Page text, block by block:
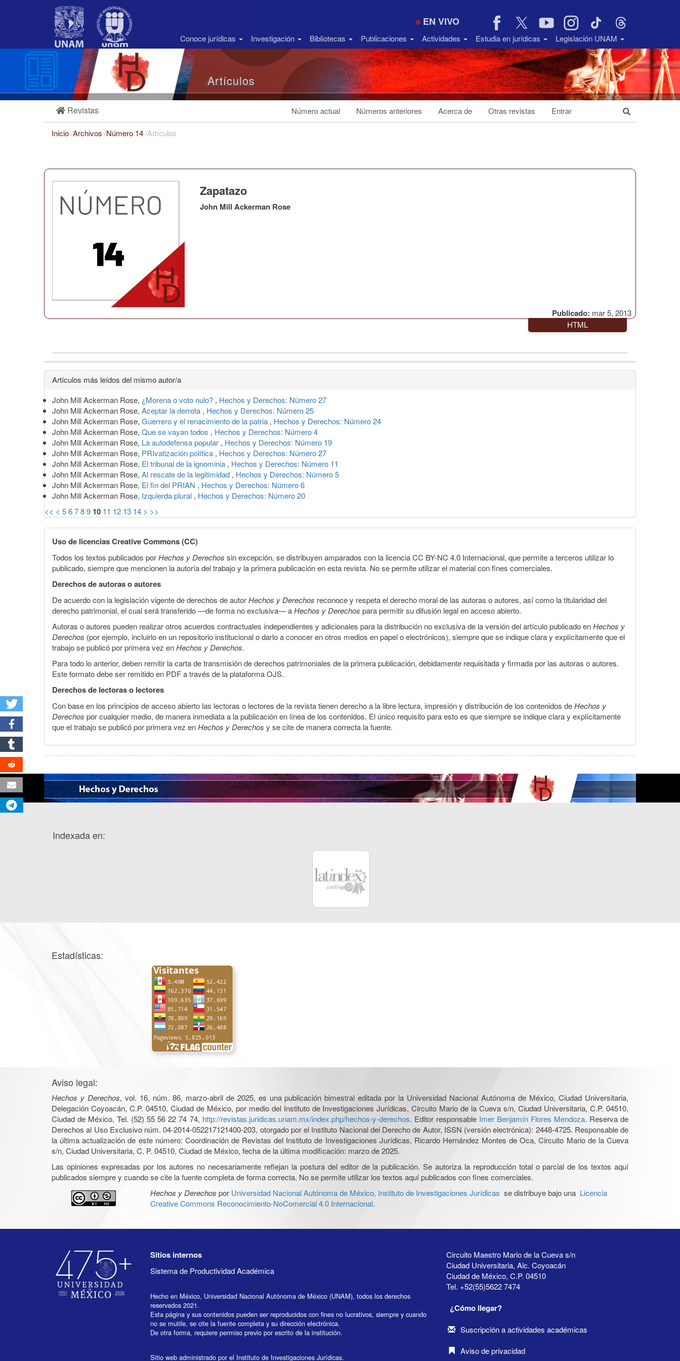
Barra
EN VIVO
Conoce jurídicas Investigación Bibliotecas Publicaciones Actividades Estudia en jurídicas Legislación UNAM
Artículos
Revistas Número actual Números anteriores Acerca de Otras revistas Entrar
Inicio/Archivos /Número 14/Artículos
Publicado: mar 5, 2013
Zapatazo
John Mill Ackerman Rose
HTML
Detalles
del
artículo
Artículos más leídos del mismo autor/a
John Mill Ackerman Rose, ¿Morena o voto nulo? , Hechos y Derechos: Número 27
John Mill Ackerman Rose, Aceptar la derrota , Hechos y Derechos: Número 25
John Mill Ackerman Rose, Guerrero y el renacimiento de la patria , Hechos y Derechos: Número 24
John Mill Ackerman Rose, Que se vayan todos , Hechos y Derechos: Número 4
John Mill Ackerman Rose, La autodefensa popular , Hechos y Derechos: Número 19
John Mill Ackerman Rose, PRIvatización política , Hechos y Derechos: Número 27
John Mill Ackerman Rose, El tribunal de la ignominia , Hechos y Derechos: Número 11
John Mill Ackerman Rose, Al rescate de la legitimidad , Hechos y Derechos: Número 5
John Mill Ackerman Rose, El fin del PRIAN , Hechos y Derechos: Número 6
John Mill Ackerman Rose, Izquierda plural , Hechos y Derechos: Número 20
<< < 56789 10 11 12 13 14 > >>
Uso de licencias Creative Commons (CC)
Todos los textos publicados porHechos y Derechos sin excepción, se distribuyen amparados con la licencia CC BY-NC 4.0 Internacional, que permite a terceros utilizar lo
publicado, siempre que mencionen la autoría del trabajo y la primera publicación en esta revista. No se permite utilizar el material con fines comerciales.
Derechos de autoras o autores
De acuerdo con la legislación vigente de derechos de autorHechos y Derechos reconoce y respeta el derecho moral de las autoras o autores, así como la titularidad del
derecho patrimonial, el cual será transferido —de forma no exclusiva— aHechos y Derechos para permitir su difusión legal en acceso abierto.
Autoras o autores pueden realizar otros acuerdos contractuales independientes y adicionales para la distribución no exclusiva de la versión del artículo publicado enHechos y
Derechos (por ejemplo, incluirlo en un repositorio institucional o darlo a conocer en otros medios en papel o electrónicos), siempre que se indique clara y explícitamente que el
trabajo se publicó por primera vez enHechos y Derechos.
Para todo lo anterior, deben remitir la carta de transmisión de derechos patrimoniales de la primera publicación, debidamente requisitada y firmada por las autoras o autores.
Este formato debe ser remitido en PDF a través de la plataforma OJS.
Derechos de lectoras o lectores
Con base en los principios de acceso abierto las lectoras o lectores de la revista tienen derecho a la libre lectura, impresión y distribución de los contenidos deHechos y
Derechos por cualquier medio, de manera inmediata a la publicación en línea de los contenidos. El único requisito para esto es que siempre se indique clara y explícitamente
que el trabajo se publicó por primera vez enHechos y Derechos y se cite de manera correcta la fuente.
Indexada en:
Estadísticas:
Aviso legal:
Hechos y Derechos, vol. 16, núm. 86, marzo-abril de 2025, es una publicación bimestral editada por la Universidad Nacional Autónoma de México, Ciudad Universitaria,
Delegación Coyoacán, C.P. 04510, Ciudad de México, por medio del Instituto de Investigaciones Jurídicas, Circuito Mario de la Cueva s/n, Ciudad Universitaria, C.P. 04510,
Ciudad de México, Tel. (52) 55 56 22 74 74, http://revistas.juridicas.unam.mx/index.php/hechos-y-derechos. Editor responsable Imer Benjamín Flores Mendoza. Reserva de
Derechos al Uso Exclusivo núm. 04-2014-052217121400-203, otorgado por el Instituto Nacional del Derecho de Autor, ISSN (versión electrónica): 2448-4725. Responsable de
la última actualización de este número: Coordinación de Revistas del Instituto de Investigaciones Jurídicas, Ricardo Hernández Montes de Oca, Circuito Mario de la Cueva
s/n, Ciudad Universitaria, C. P. 04510, Ciudad de México, fecha de la última modificación: marzo de 2025.
Las opiniones expresadas por los autores no necesariamente reflejan la postura del editor de la publicación. Se autoriza la reproducción total o parcial de los textos aquí
publicados siempre y cuando se cite la fuente completa de forma correcta. No se permite utilizar los textos aquí publicados con fines comerciales.
Hechos y Derechos por Universidad Nacional Autónoma de México, Instituto de Investigaciones Jurídicas se distribuye bajo una Licencia
Creative Commons Reconocimiento-NoComercial 4.0 Internacional.
Sitios internos
Sistema de Productividad Académica
Hecho en México, Universidad Nacional Autónoma de México (UNAM), todos los derechos
reservados 2021.
Esta página y sus contenidos pueden ser reproducidos con fines no lucrativos, siempre y cuando
no se mutile, se cite la fuente completa y su dirección electrónica.
De otra forma, requiere permiso previo por escrito de la institución.
Sitio web administrado por el Instituto de Investigaciones Jurídicas.
Circuito Maestro Mario de la Cueva s/n
Ciudad Universitaria, Alc. Coyoacán
Ciudad de México, C.P. 04510
Tel. +52(55)5622 7474
¿Cómo llegar?
Suscripción a actividades académicas
Aviso de privacidad